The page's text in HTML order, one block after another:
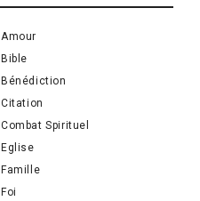
Amour
Bible
Bénédiction
Citation
Combat Spirituel
Eglise
Famille
Foi